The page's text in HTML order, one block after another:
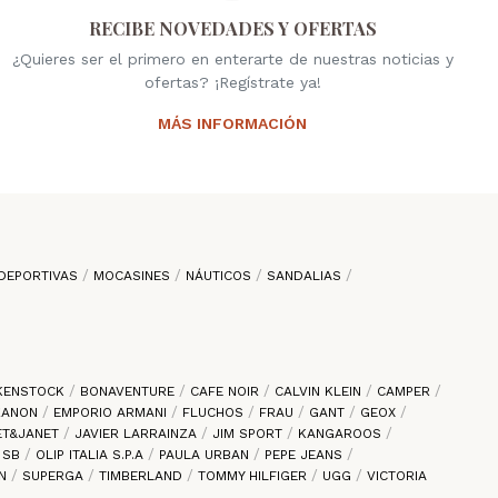
RECIBE NOVEDADES Y OFERTAS
¿Quieres ser el primero en enterarte de nuestras noticias y
ofertas? ¡Regístrate ya!
MÁS INFORMACIÓN
MOCASINES NÁUTICOS
SANDALIAS
BONAVENTURE CAFE NOIR CALVIN KLEIN
CAMPER
EMPORIO ARMANI FLUCHOS FRAU GANT
GEOX
JAVIER LARRAINZA JIM SPORT
KANGAROOS
OLIP ITALIA S.P.A PAULA URBAN
PEPE JEANS
SUPERGA TIMBERLAND TOMMY HILFIGER UGG VICTORIA